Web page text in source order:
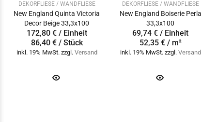
DEKORFLIESE / WANDFLIESE
New England Quinta Victoria
Decor Beige 33,3x100
172,80 € / Einheit
86,40 € / Stück
inkl. 19% MwSt. zzgl. Versand
DEKORFLIESE / WANDFLIESE
New England Boiserie Perla
33,3x100
69,74 € / Einheit
52,35 € / m²
inkl. 19% MwSt. zzgl. Versand